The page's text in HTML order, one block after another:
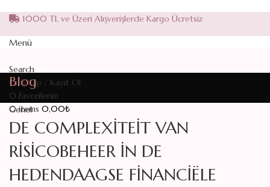
1000 TL ve Üzeri Alışverişlerde Kargo Ücretsiz
Menü
Search
Giriş Yap / Kayıt Ol
0 Favorilerim
0items 0,00₺
Blog
Genel
DE COMPLEXITEIT VAN
RISICOBEHEER IN DE
HEDENDAAGSE FINANCIËLE